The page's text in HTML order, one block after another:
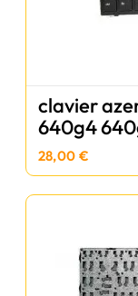
clavier
640g4
28,00 €